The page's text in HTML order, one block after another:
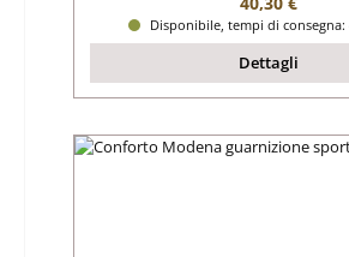
Disponibile, tempi di
Dettagli